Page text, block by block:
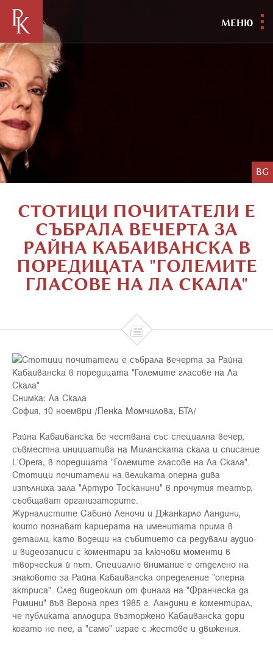
МЕНЮ
BG
СТОТИЦИ ПОЧИТАТЕЛИ Е
СЪБРАЛА ВЕЧЕРТА ЗА
РАЙНА КАБАИВАНСКА В
ПОРЕДИЦАТА "ГОЛЕМИТЕ
ГЛАСОВЕ НА ЛА СКАЛA"

Снимка: Ла Скала
София, 10 ноември /Пенка Момчилова, БТА/
Райна Кабаиванска бе чествана със специална вечер,
съвместна инициатива на Миланската скала и списание
L'Оpera, в поредицата "Големите гласове на Ла Скала".
Стотици почитатели на великата оперна дива
изпълниха зала "Артуро Тосканини" в прочутия театър,
съобщават организаторите.
Журналистите Сабино Леночи и Джанкарло Ландини,
които познават кариерата на именитата прима в
детайли, като водещи на събитието са редували аудио-
и видеозаписи с коментари за ключови моменти в
творческия й път. Специално внимание е отделено на
знаковото за Райна Кабаиванска определение "оперна
актриса". След видеоклип от финала на "Франческа да
Римини" във Верона през 1985 г. Ландини е коментирал,
че публиката аплодира възторжено Кабаиванска дори
когато не пее, а "само" играе с жестове и движения.